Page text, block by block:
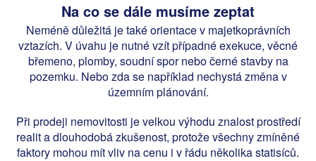
Na co se dále musíme zeptat
Neméně důležitá je také orientace v majetkoprávních
vztazích. V úvahu je nutné vzít případné exekuce, věcné
břemeno, plomby, soudní spor nebo černé stavby na
pozemku. Nebo zda se například nechystá změna v
územním plánování.
Při prodeji nemovitosti je velkou výhodu znalost prostředí
realit a dlouhodobá zkušenost, protože všechny zmíněné
faktory mohou mít vliv na cenu i v řádu několika statisíců.